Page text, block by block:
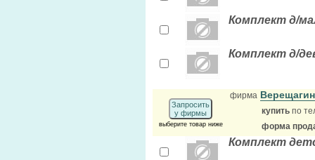
Комплект д/
Комплект д/
Запросить
у фирмы
выберите товар ниже
фирма
купить по
форма
Комплект